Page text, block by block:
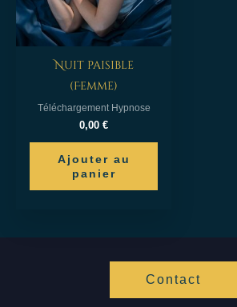
Nuit paisible
(Femme)
Téléchargement Hypnose
0,00 €
Ajouter au
panier
Contact